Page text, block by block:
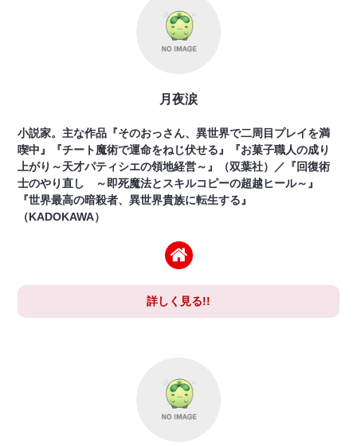
月夜涙
小説家。主な作品『そのおっさん、異世界で二周目プレイを満
喫中』『チート魔術で運命をねじ伏せる』『お菓子職人の成り
上がり～天才パティシエの領地経営～』（双葉社）／『回復術
士のやり直し ～即死魔法とスキルコピーの超越ヒール～』
『世界最高の暗殺者、異世界貴族に転生する』
（KADOKAWA）
詳しく見る!!